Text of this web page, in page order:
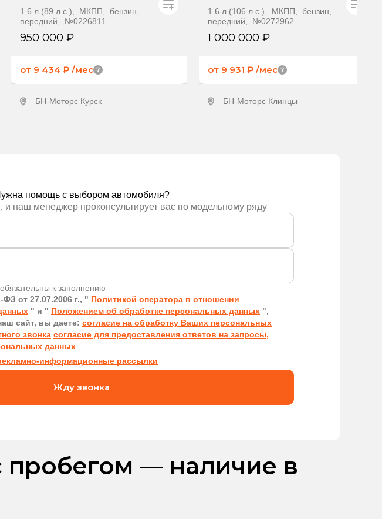
1.6 л (89 л.с.), МКПП, бензин,
передний, №0226811
950 000 ₽
от 9 434 ₽ /мес
БН-Моторс Курск
1.6 л (106 л.с.), МКПП, бензин,
передний, №0272962
1 000 000 ₽
от 9 931 ₽ /мес
БН-Моторс Клинцы
помощь с выбором автомобиля?
и наш менеджер проконсультирует вас по модельному ряду
к заполнению
от 27.07.2006 г., " Политикой оператора в отношении
" и " Положением об обработке персональных данных ",
сайт, вы даете: согласие на обработку Ваших персональных
звонка согласие для предоставления ответов на запросы,
данных
информационные рассылки
Жду звонка
пробегом — наличие в